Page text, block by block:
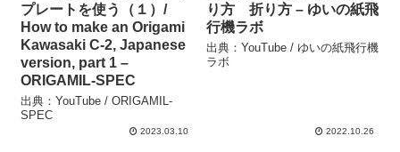
プレートを使う（１）/
How to make an Origami
Kawasaki C-2, Japanese
version, part 1 –
ORIGAMIL-SPEC
出典：YouTube / ORIGAMIL-
SPEC
2023.03.10
り方 折り方 – ゆいの紙飛
行機ラボ
出典：YouTube / ゆいの紙飛行機
ラボ
2022.10.26